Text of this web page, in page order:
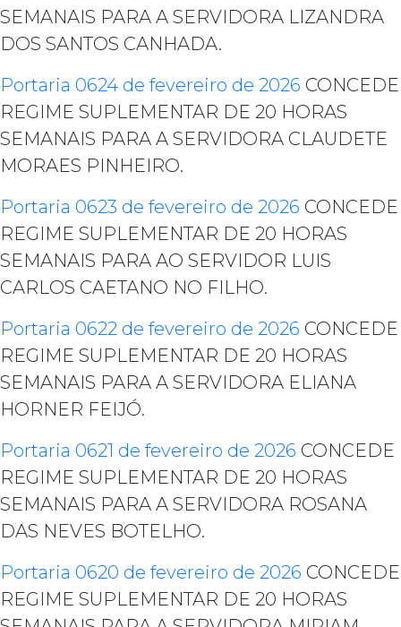
SEMANAIS PARA A SERVIDORA LIZANDRA
DOS SANTOS CANHADA.
Portaria 0624 de fevereiro de 2026 CONCEDE
REGIME SUPLEMENTAR DE 20 HORAS
SEMANAIS PARA A SERVIDORA CLAUDETE
MORAES PINHEIRO.
Portaria 0623 de fevereiro de 2026 CONCEDE
REGIME SUPLEMENTAR DE 20 HORAS
SEMANAIS PARA AO SERVIDOR LUIS
CARLOS CAETANO NO FILHO.
Portaria 0622 de fevereiro de 2026 CONCEDE
REGIME SUPLEMENTAR DE 20 HORAS
SEMANAIS PARA A SERVIDORA ELIANA
HORNER FEIJÓ.
Portaria 0621 de fevereiro de 2026 CONCEDE
REGIME SUPLEMENTAR DE 20 HORAS
SEMANAIS PARA A SERVIDORA ROSANA
DAS NEVES BOTELHO.
Portaria 0620 de fevereiro de 2026 CONCEDE
REGIME SUPLEMENTAR DE 20 HORAS